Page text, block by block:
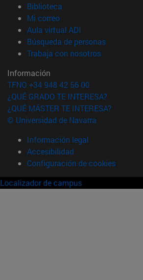
Biblioteca
Mi correo(abre en nueva ventana)
Aula virtual ADI
Búsqueda de personas(abre en
Trabaja con nosotros(abre en
Información
TFNO +34 948 42 56 00
¿QUÉ GRADO TE INTERESA?
¿QUÉ MÁSTER TE INTERESA?
© Universidad de Navarra
Información legal
Accesibilidad
Configuración de cookies
Localizador de campus